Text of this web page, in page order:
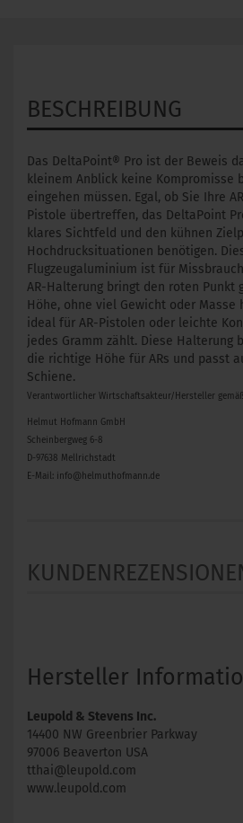
BESCHREIBUNG
Das DeltaPoint® Pro ist der Beweis
kleinem Anblick keine Kompromisse
eingehen müssen. Egal, ob Sie Ihre
Pistole übertreffen, das DeltaPoint
klares Sichtfeld und den kühnen
Hochdrucksituationen benötigen.
Flugzeugaluminium ist für
AR-Halterung bringt den roten Punkt
Höhe, ohne viel Gewicht oder Masse
ideal für AR-Pistolen oder leichte
jedes Gramm zählt. Diese Halterung
die richtige Höhe für ARs und passt
Schiene.
Verantwortlicher Wirtschaftsakteur/Hersteller
Helmut Hofmann GmbH
Scheinbergweg 6-8
D-97638 Mellrichstadt
E-Mail: info@helmuthofmann.de
Hersteller
Leupold & Stevens Inc.
14400 NW Greenbrier Parkway
97006 Beaverton USA
tthai@leupold.com
www.leupold.com